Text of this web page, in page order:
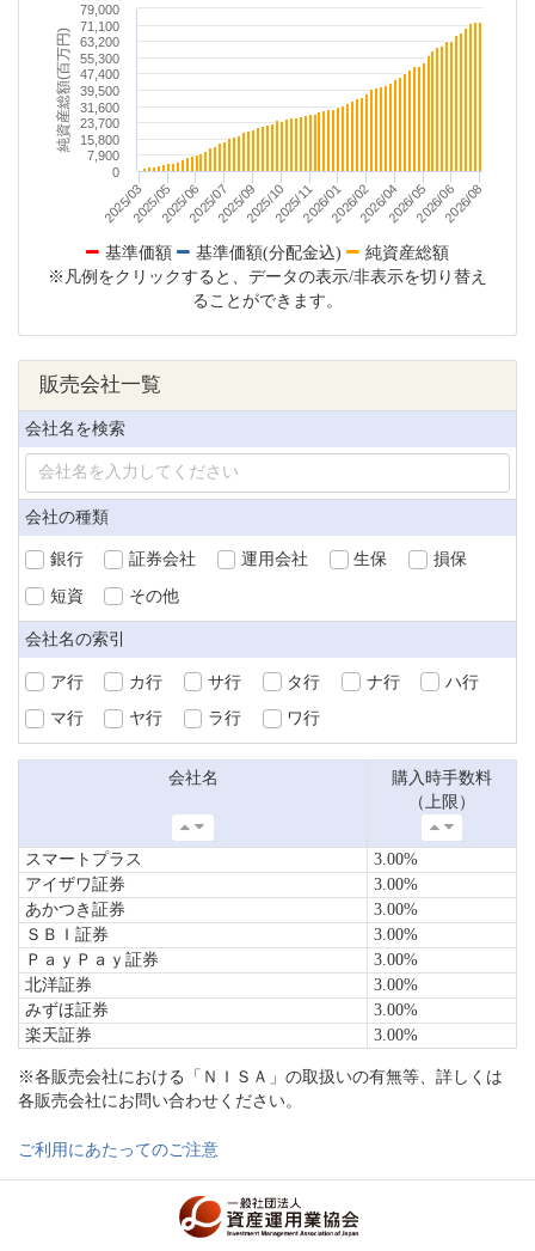
純資産総額(百万円)
2025/03 2025/10 2026/05
2025/052025/062025/072025/09 2025/112026/012026/022026/04 2026/062026/08
0
7,900
15,800
23,700
31,600
39,500
47,400
55,300
63,200
71,100
79,000
基準価額 基準価額(分配金込)
純資産総額
※凡例をクリックすると、データの表示/非表示を切り替え
ることができます。
販売会社一覧
会社名を検索
会社の種類
銀行 証券会社 運用会社 生保 損保
短資 その他
会社名の索引
ア行 カ行 サ行 タ行 ナ行 ハ行
マ行 ヤ行 ラ行 ワ行
会社名
購入時手数料
（上限）
スマートプラス
3.00%
アイザワ証券
3.00%
あかつき証券
3.00%
ＳＢＩ証券
3.00%
ＰａｙＰａｙ証券
3.00%
北洋証券
3.00%
みずほ証券
3.00%
楽天証券
3.00%
※各販売会社における「ＮＩＳＡ」の取扱いの有無等、詳しくは
各販売会社にお問い合わせください。
ご利用にあたってのご注意